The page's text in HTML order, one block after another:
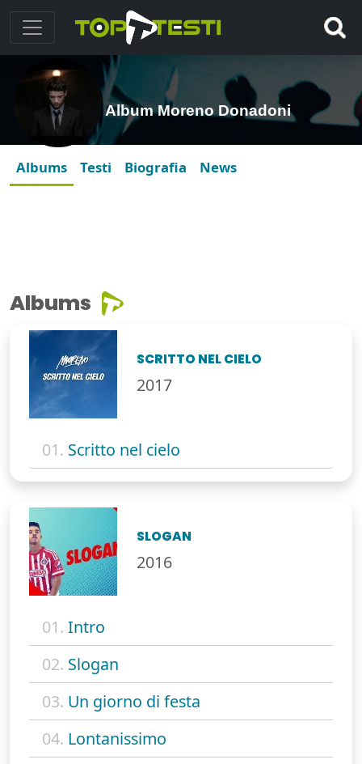
Album Moreno Donadoni
Albums Testi Biografia News
Albums
SCRITTO NEL CIELO
2017
01. Scritto nel cielo
SLOGAN
2016
01. Intro
02. Slogan
03. Un giorno di festa
04. Lontanissimo